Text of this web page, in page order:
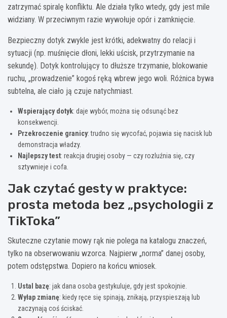
zatrzymać spiralę konfliktu. Ale działa tylko wtedy, gdy jest mile
widziany. W przeciwnym razie wywołuje opór i zamknięcie.
Bezpieczny dotyk zwykle jest krótki, adekwatny do relacji i
sytuacji (np. muśnięcie dłoni, lekki uścisk, przytrzymanie na
sekundę). Dotyk kontrolujący to dłuższe trzymanie, blokowanie
ruchu, „prowadzenie” kogoś ręką wbrew jego woli. Różnica bywa
subtelna, ale ciało ją czuje natychmiast.
Wspierający dotyk: daje wybór, można się odsunąć bez
konsekwencji.
Przekroczenie granicy: trudno się wycofać, pojawia się nacisk lub
demonstracja władzy.
Najlepszy test: reakcja drugiej osoby — czy rozluźnia się, czy
sztywnieje i cofa.
Jak czytać gesty w praktyce:
prosta metoda bez „psychologii z
TikToka”
Skuteczne czytanie mowy rąk nie polega na katalogu znaczeń,
tylko na obserwowaniu wzorca. Najpierw „norma” danej osoby,
potem odstępstwa. Dopiero na końcu wniosek.
Ustal bazę: jak dana osoba gestykuluje, gdy jest spokojnie.
Wyłap zmianę: kiedy ręce się spinają, znikają, przyspieszają lub
zaczynają coś ściskać.